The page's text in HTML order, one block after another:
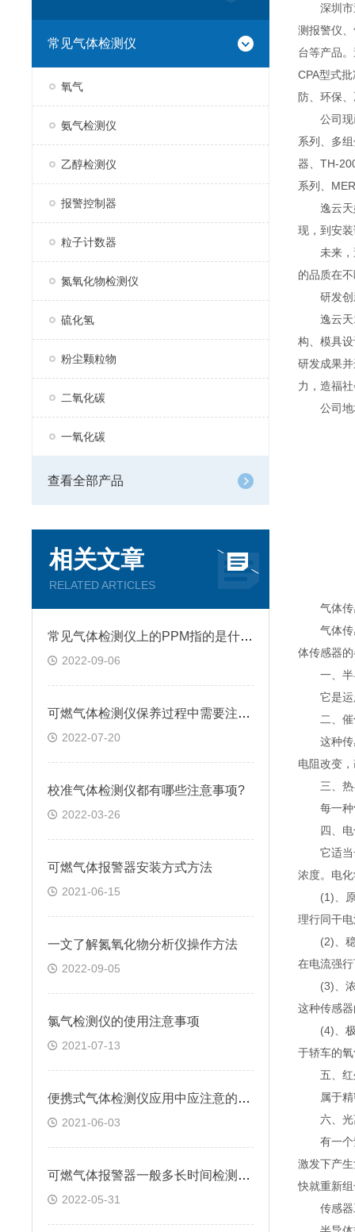
常见气体检测仪
氧气
氨气检测仪
乙醇检测仪
报警控制器
粒子计数器
氮氧化物检测仪
硫化氢
粉尘颗粒物
二氧化碳
一氧化碳
查看全部产品
相关文章
RELATED ARTICLES
常见气体检测仪上的PPM指的是什么?
2022-09-06
可燃气体检测仪保养过程中需要注意的几点问题
2022-07-20
校准气体检测仪都有哪些注意事项?
2022-03-26
可燃气体报警器安装方式方法
2021-06-15
一文了解氮氧化物分析仪操作方法
2022-09-05
氯气检测仪的使用注意事项
2021-07-13
便携式气体检测仪应用中应注意的要点解析
2021-06-03
可燃气体报警器一般多长时间检测一次的
2022-05-31
深圳市逸
测报警仪
台等产品
CPA型式
防、环保
公司现已
系列、多
器、TH-
系列、
逸云天始
现，到安
未来，逸
的品质在
研发创
逸云天13
构、模具
研发成果
力，造福
公司地址
气体传感
气体传感
体传感器
一、半
它是运用
二、催
这种传感
电阻改变
三、热
每一种气
四、电
它适当一
浓度。电
(1)、原
理行同干
(2)、稳
在电流强
(3)、浓
这种传感
(4)、极
于轿车的
五、红
属于精密
六、光
有一个紫
激发下产
快就重新
传感器